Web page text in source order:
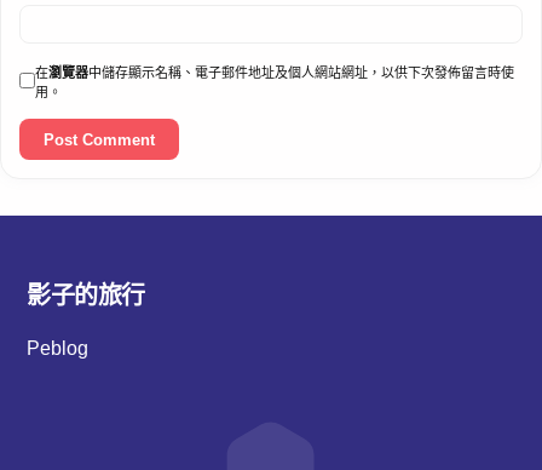
在瀏覽器中儲存顯示名稱、電子郵件地址及個人網站網址，以供下次發佈留言時使
用。
影子的旅行
Peblog